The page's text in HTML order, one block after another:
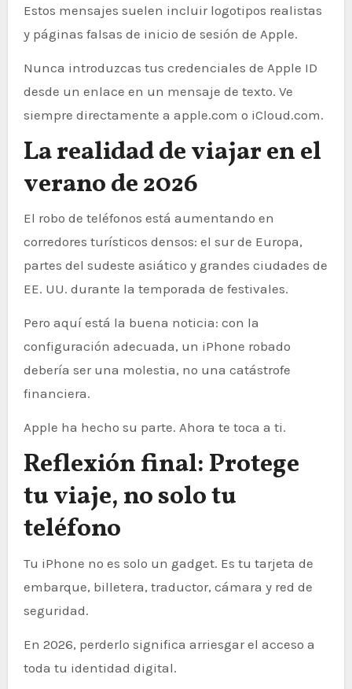
Estos mensajes suelen incluir logotipos realistas
y páginas falsas de inicio de sesión de Apple.
Nunca introduzcas tus credenciales de Apple ID
desde un enlace en un mensaje de texto. Ve
siempre directamente a apple.com o iCloud.com.
La realidad de viajar en el
verano de 2026
El robo de teléfonos está aumentando en
corredores turísticos densos: el sur de Europa,
partes del sudeste asiático y grandes ciudades de
EE. UU. durante la temporada de festivales.
Pero aquí está la buena noticia: con la
configuración adecuada, un iPhone robado
debería ser una molestia, no una catástrofe
financiera.
Apple ha hecho su parte. Ahora te toca a ti.
Reflexión final: Protege
tu viaje, no solo tu
teléfono
Tu iPhone no es solo un gadget. Es tu tarjeta de
embarque, billetera, traductor, cámara y red de
seguridad.
En 2026, perderlo significa arriesgar el acceso a
toda tu identidad digital.